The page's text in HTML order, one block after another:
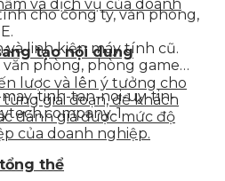
và dịch vụ của doanh
tạo nội dung
lược và lên ý tưởng cho
giai đoạn, để khách
đánh giá được mức độ
của doanh nghiệp.
thể
cho công ty, văn phòng,
linh kiện máy tính cũ.
phòng, phòng game…